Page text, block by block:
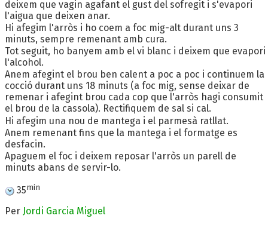
deixem que vagin agafant el gust del sofregit i s'evapori
l'aigua que deixen anar.
Hi afegim l'arròs i ho coem a foc mig-alt durant uns 3
minuts, sempre remenant amb cura.
Tot seguit, ho banyem amb el vi blanc i deixem que evapori
l'alcohol.
Anem afegint el brou ben calent a poc a poc i continuem la
cocció durant uns 18 minuts (a foc mig, sense deixar de
remenar i afegint brou cada cop que l'arròs hagi consumit
el brou de la cassola). Rectifiquem de sal si cal.
Hi afegim una nou de mantega i el parmesà ratllat.
Anem remenant fins que la mantega i el formatge es
desfacin.
Apaguem el foc i deixem reposar l'arròs un parell de
minuts abans de servir-lo.
35min
Per Jordi Garcia Miguel